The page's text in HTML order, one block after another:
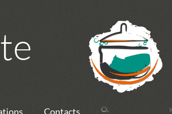
Contacts